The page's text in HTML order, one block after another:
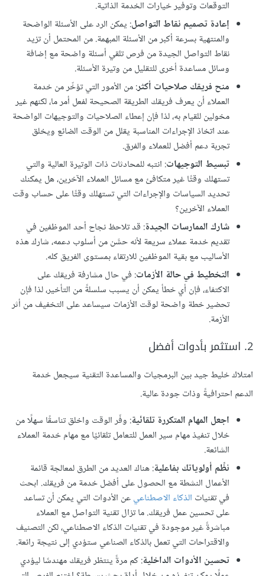
التوقعات وتوفير خيارات الخدمة الذاتية.
إعادة تصميم نقاط التواصل: يمكن الرد على الأسئلة الواضحة
والمنتهية بسرعة أكبر من الأسئلة المبهمة. من المحتمل أن تزيد
نقاط التواصل الجيدة من فرص تلقي أسئلة واضحة مع إضافة
وسائل مساعدة أخرى للتقليل من وتيرة الأسئلة.
منح فريقك صلاحيات أكثر: من الأمور التي تؤخّر من خدمة
العملاء أن يعرف فريقك الطريقة الصحيحة لفعل أمر ما، لكنهم غير
مخولين للقيام به، لذا فإن إعطاء الصلاحيات والتوجيهات الواضحة
عند اتخاذ الإجراءات المناسبة يقلل من الوقت الضائع ويخلق
تجربة دعم أفضل للعملاء والفرق.
تبسيط التوجيهات: انتبه للمحادثات ذات الوتيرة العالية والتي
تستهلك وقتًا غير متكافئ مع مسائل العملاء الآخرين، هل يمكنك
تحديد السياسات والإجراءات التي تستهلك وقتًا على حساب وقت
العملاء الآخرين؟
شارك الممارسات الجيدة: قد تلاحظ نجاح أحد الموظفين في
تقديم خدمة عملاء سريعة لأنه حسَّن من أسلوب دعمه، شارك هذه
الأساليب مع بقية الموظفين للارتقاء بمستوى الفريق كله.
التخطيط في حالة الأزمات: في حال مشارفة فريقك على
الاكتفاء، فإن أي خطأ يمكن أن يسبب سلسلةً من التأخير، لذا فإن
تحضير خطة واضحة لوقت الأزمات سيساعد على التخفيف من أثر
الأزمة.
2. استثمر بأدوات أفضل
امتلاك خليط جيد بين البرمجيات والمساعدة التقنية سيجعل خدمة
الدعم احترافيةً وذات جودة عالية.
اجعل المهام المتكررة تلقائية: وفّر الوقت واخلق تناسقًا سهلًا من
خلال تنفيذ مهام سير العمل للتعامل تلقائيًا مع مهام خدمة العملاء
الشائعة.
نظِّم أولوياتك بفاعلية: هناك العديد من الطرق لمعالجة قائمة
الأعمال النشطة مع الحصول على أفضل خدمة من فريقك. ابحث
في تقنيات الذكاء الاصطناعيعن الأدوات التي يمكن أن تساعد
على تحسين عمل فريقك. ما تزال تقنية التواصل مع العملاء
مباشرةً غير موجودة في تقنيات الذكاء الاصطناعي، لكن التصنيف
والاقتراحات التي تعمل بالذكاء الصناعي ستؤدي إلى نتيجة رائعة.
تحسين الأدوات الداخلية: كم مرةً ينتظر فريقك مهندسًا ليؤدي